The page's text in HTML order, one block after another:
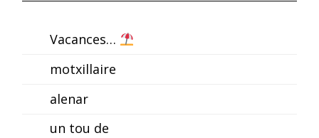
Vacances…
motxillaire
alenar
un tou de